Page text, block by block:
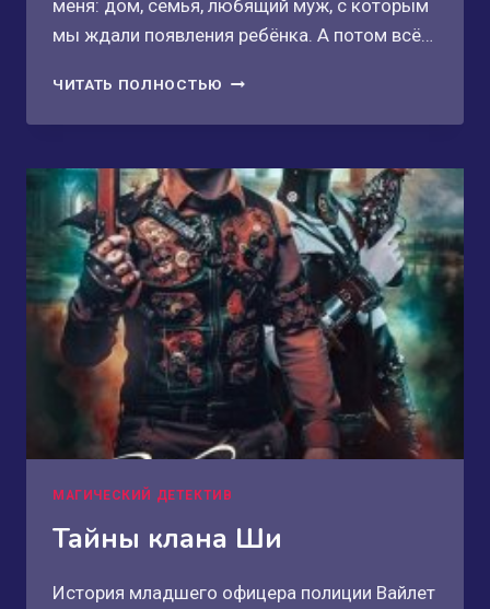
меня: дом, семья, любящий муж, с которым
мы ждали появления ребёнка. А потом всё…
ЧИТАТЬ ПОЛНОСТЬЮ МАМА
ДРУГОГО
МАГИЧЕСКИЙ ДЕТЕКТИВ
Тайны клана Ши
История младшего офицера полиции Вайлет